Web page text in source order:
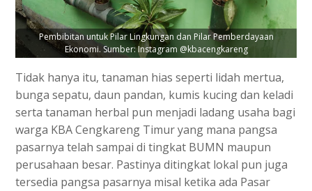
Pembibitan untuk Pilar Lingkungan dan Pilar Pemberdayaan
Ekonomi. Sumber: Instagram @kbacengkareng
Tidak hanya itu, tanaman hias seperti lidah mertua,
bunga sepatu, daun pandan, kumis kucing dan keladi
serta tanaman herbal pun menjadi ladang usaha bagi
warga KBA Cengkareng Timur yang mana pangsa
pasarnya telah sampai di tingkat BUMN maupun
perusahaan besar. Pastinya ditingkat lokal pun juga
tersedia pangsa pasarnya misal ketika ada Pasar